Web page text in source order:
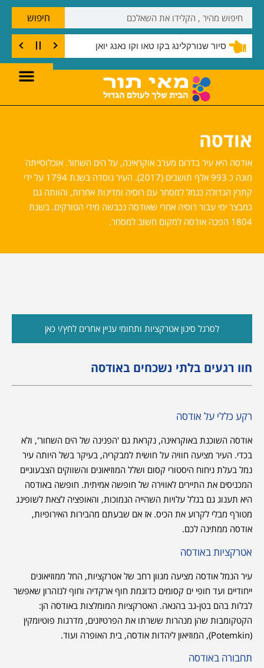
שנורקלינג בצוק קו טאו
חיפוש
אודסה
אודסה היא עיר בדרום מערב אוקראינה, על הים השחור. אוכלוסייתה
מונה כ 993 אלף תושבים (2017). העיר נוסדה בשנת 1794 על ידי
קתרין הגדולה כנמל למסחר עם רוסיה ומדינות אחרות, והוותה גם
כמבצר ימי עבור רוסיה אחרי שאודסה נכבשה מידי הטורקים. בשנת
1804 הפכה אודסה למקום חשוב למסחר.
לסרגל סינון אטרקציות ותחומי עניין אחרים לחץ/י כאן
חוו רגעים בלתי נשכחים באודסה
רקע כללי על אודסה
אודסה השוכנת באוקראינה, נקראת גם 'הפנינה של הים השחור', ולא
בכדי. העיר מציעה חוויה על חושית למבקריה, בעיקר בשל היותה עיר
נמל בעלת ניחוח היסטורי קסום ושלל המוזיאונים והשווקים הצבעוניים
המכניסים את התיירים לאווירה של חופשה אמיתית. חופשה באודסה
היא תענוג גם בגלל עלויות השהייה הנמוכות, והאופציה לצאת לשופינג
מטורף מבלי לקרוע את הכיס. אז אם שבעתם מהבירות האירופיות,
אודסה ממתינה לכם.
אטרקציות באודסה
עיר הנמל אודסה מציעה מגוון רחב של אטרקציות, החל ממוזיאונים
ייחודיים ועד חופי ים קסומים כדוגמת חוף ארקדיה וחוף לנזהרון שאפשר
לבלות בהם בטן-גב בהנאה. האטרקציות המומלצות באודסה הן:
הקטקומבות שהן מנהרות ששרתו את הפרטיזנים, מדרגות פוטיומקין
(Potemkin), המוזיאון ליהדות אודסה, בית האופרה ועוד.
תחבורה באודסה